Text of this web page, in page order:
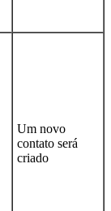
Um novo
contato será
criado